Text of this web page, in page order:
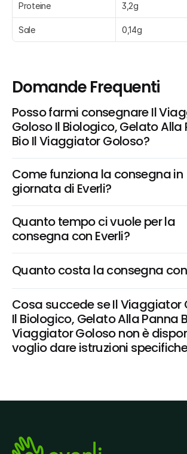
Proteine 3,2g
Sale 0,14g
Domande Frequenti
Posso farmi consegnare Il
Goloso Il Biologico, Gelato Alla
Bio Il Viaggiator Goloso?
Come funziona la consegna in
giornata di Everli?
Quanto tempo ci vuole per la
consegna con Everli?
Quanto costa la consegna con
Cosa succede se Il Viaggiator
Il Biologico, Gelato Alla Panna
Viaggiator Goloso non è
voglio dare istruzioni